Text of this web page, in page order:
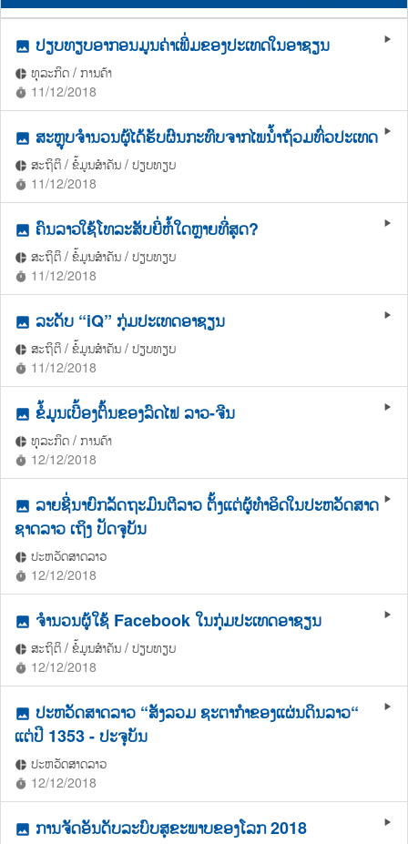
play_arrow
photo ປຽບທຽບອາກອນມູນຄ່າເພີ່ມຂອງປະເທດໃນອາຊຽນ
pie_chart ທຸລະກິດ / ການຄ້າ
timer 11/12/2018
play_arrow
photo ສະຫຼຸບຈຳນວນຜູ້ໄດ້ຮັບຜົນກະທົບຈາກໄພນ້ຳຖ້ວມທົ່ວປະເທດ
pie_chart ສະຖິຕິ / ຂໍ້ມູນສຳຄັນ / ປຽບທຽບ
timer 11/12/2018
play_arrow
photo ຄົນລາວໃຊ້ໂທລະສັບຍີ່ຫໍ້ໃດຫຼາຍທີ່ສຸດ?
pie_chart ສະຖິຕິ / ຂໍ້ມູນສຳຄັນ / ປຽບທຽບ
timer 11/12/2018
play_arrow
photo ລະດັບ “iQ” ກຸ່ມປະເທດອາຊຽນ
pie_chart ສະຖິຕິ / ຂໍ້ມູນສຳຄັນ / ປຽບທຽບ
timer 11/12/2018
play_arrow
photo ຂໍ້ມູນເບື້ອງຕົ້ນຂອງລົດໄຟ ລາວ-ຈີນ
pie_chart ທຸລະກິດ / ການຄ້າ
timer 12/12/2018
play_arrow
photo ລາຍຊື່ນາຍົກລັດຖະມົນຕີລາວ ຕັ້ງແຕ່ຜູ້ທຳອິດໃນປະຫວັດສາດ
ຊາດລາວ ເຖິງ ປັດຈຸບັນ
pie_chart ປະຫວັດສາດລາວ
timer 12/12/2018
play_arrow
photo ຈໍານວນຜູ້ໃຊ້ Facebook ໃນກຸ່ມປະເທດອາຊຽນ
pie_chart ສະຖິຕິ / ຂໍ້ມູນສຳຄັນ / ປຽບທຽບ
timer 12/12/2018
play_arrow
photo ປະຫວັດສາດລາວ “ສັງລວມ ຊະຕາກຳຂອງແຜ່ນດິນລາວ“
ແຕ່ປີ 1353 - ປະຈຸບັນ
pie_chart ປະຫວັດສາດລາວ
timer 12/12/2018
play_arrow
photo ການຈັດອັນດັບລະບົບສຸຂະພາບຂອງໂລກ 2018